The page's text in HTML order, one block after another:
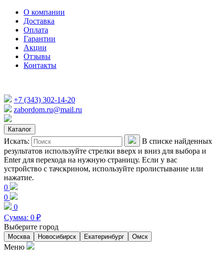
О компании
Доставка
Оплата
Гарантии
Акции
Отзывы
Контакты
+7 (343) 302-14-20
zabordom.ru@mail.ru
Каталог
Искать:
В списке найденных
результатов используйте стрелки вверх и вниз для выбора и
Enter для перехода на нужную страницу. Если у вас
устройство с тачскрином, используйте пролистывание или
нажатие.
0
0
0
Сумма: 0 ₽
Выберите город
Москва Новосибирск Екатеринбург Омск
Меню